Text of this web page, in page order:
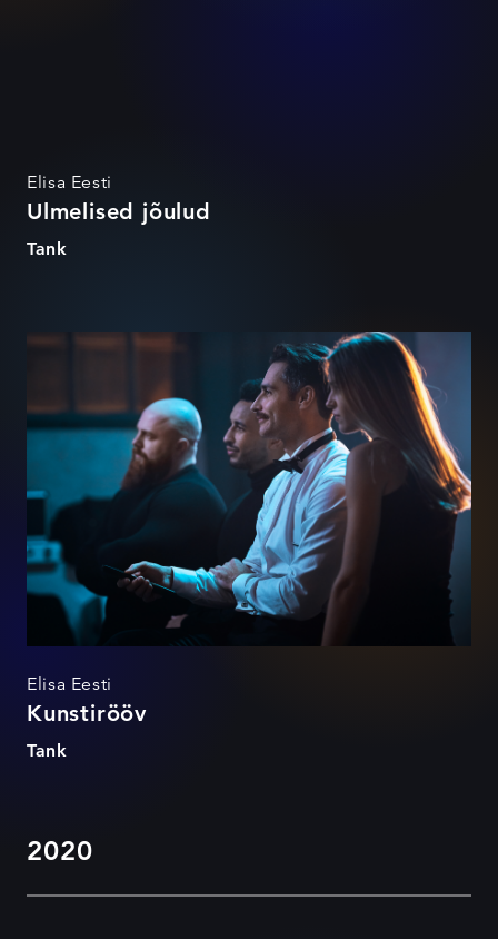
Elisa Eesti
Ulmelised jõulud
Tank
Kunstirööv
Elisa Eesti
Kunstirööv
Tank
2020